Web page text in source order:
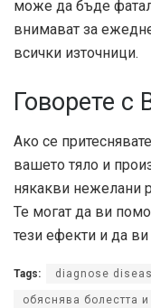
може да бъде
внимават за
всички източници.
Говорете с
Ако се
вашето тяло и
някакви нежелани
Те могат да ви
тези ефекти и да
Tags: diagnose
обяснява болестта